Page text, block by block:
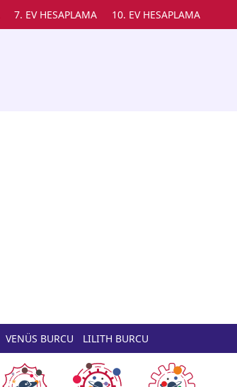
7. EV HESAPLAMA 10. EV HESAPLAMA
VENÜS BURCU LILITH BURCU